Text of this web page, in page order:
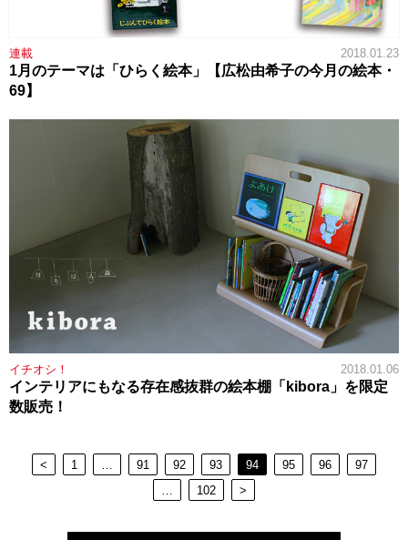
連載 2018.01.23
1月のテーマは「ひらく絵本」【広松由希子の今月の絵本・
69】
イチオシ！ 2018.01.06
インテリアにもなる存在感抜群の絵本棚「kibora」を限定
数販売！
< 1 91 92 93 94 95 96
97
102 >